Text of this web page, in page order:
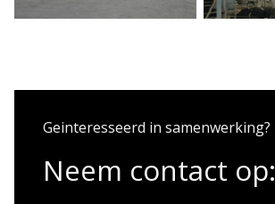
Home
Over Verstoep
Geinteresseerd in samenwerking?
Neem contact op: